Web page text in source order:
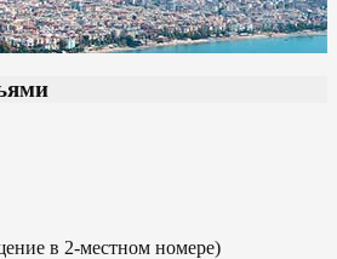
в 2-местном номере)